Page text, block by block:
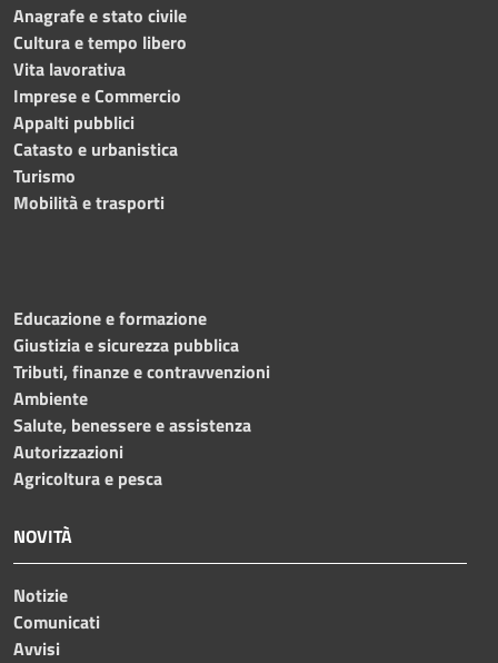
Anagrafe e stato civile
Cultura e tempo libero
Vita lavorativa
Imprese e Commercio
Appalti pubblici
Catasto e urbanistica
Turismo
Mobilità e trasporti
Educazione e formazione
Giustizia e sicurezza pubblica
Tributi, finanze e contravvenzioni
Ambiente
Salute, benessere e assistenza
Autorizzazioni
Agricoltura e pesca
NOVITÀ
Notizie
Comunicati
Avvisi